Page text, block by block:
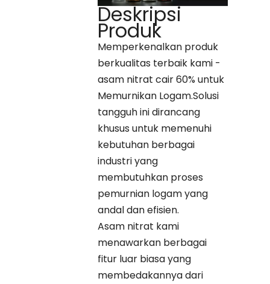
Deskripsi
Produk
Memperkenalkan produk
berkualitas terbaik kami -
asam nitrat cair 60% untuk
Memurnikan Logam.Solusi
tangguh ini dirancang
khusus untuk memenuhi
kebutuhan berbagai
industri yang
membutuhkan proses
pemurnian logam yang
andal dan efisien.
Asam nitrat kami
menawarkan berbagai
fitur luar biasa yang
membedakannya dari